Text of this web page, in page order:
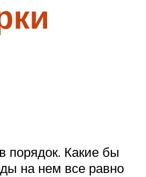
порядок. Какие бы
на нем все равно